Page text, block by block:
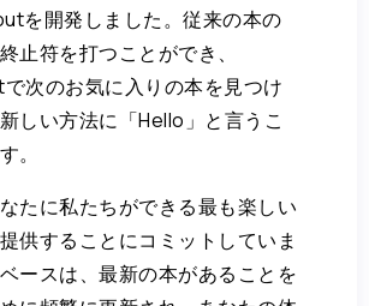
を開発しました。従来の本の
止符を打つことができ、
次のお気に入りの本を見つけ
しい方法に「Hello」と言うこ
。
たに私たちができる最も楽しい
供することにコミットしていま
ースは、最新の本があることを